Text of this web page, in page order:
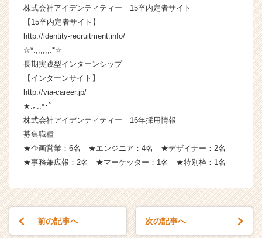
ア
r
株式会社アイデンティティー 15卒内定者サイト
【15卒内定者サイト】
http://identity-recruitment.info/
☆*:;;;;;;:*☆
長期実践型インターンシップ
【インターンサイト】
http://via-career.jp/
★.｡.:*･ﾟ
株式会社アイデンティティー 16年採用情報
募集職種
★企画営業：6名 ★エンジニア：4名 ★デザイナー：2名
★事務兼広報：2名 ★マーケッター：1名 ★特別枠：1名
前の記事へ 次の記事へ